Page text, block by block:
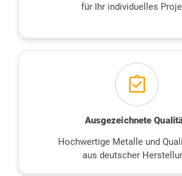
für Ihr individuelles
assignment_turned_in
Ausgezeichnete
Hochwertige Metalle und
aus deutscher